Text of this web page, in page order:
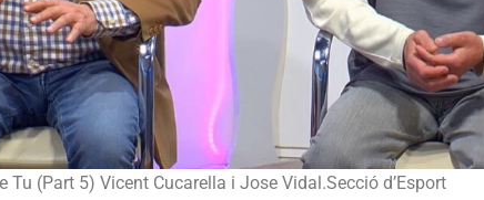
(Part 5) Vicent Cucarella i Jose Vidal.Secció d’Esport